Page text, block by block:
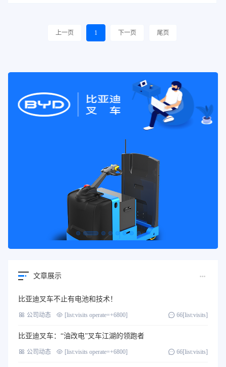
上一页 1 下一页 尾页
文章展示
比亚迪叉车不止有电池和技术！
公司动态 [list:visits operate=+6800] 66[list:visits]
比亚迪叉车：“油改电”叉车江湖的领跑者
公司动态 [list:visits operate=+6800] 66[list:visits]